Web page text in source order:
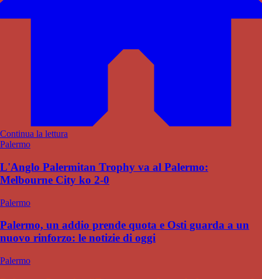
Continua la lettura
Palermo
L'Anglo Palermitan Trophy va al Palermo:
Melbourne City ko 2-0
Palermo
Palermo, un addio prende quota e Osti guarda a un
nuovo rinforzo: le notizie di oggi
Palermo